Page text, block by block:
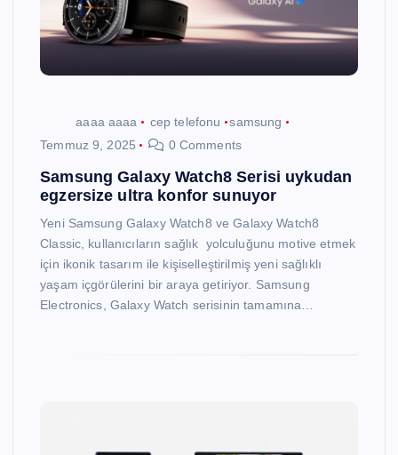
aaaa aaaa cep telefonu
samsung
Temmuz 9, 2025
0 Comments
Samsung Galaxy Watch8 Serisi uykudan
egzersize ultra konfor sunuyor
Yeni Samsung Galaxy Watch8 ve Galaxy Watch8
Classic, kullanıcıların sağlık yolculuğunu motive etmek
için ikonik tasarım ile kişiselleştirilmiş yeni sağlıklı
yaşam içgörülerini bir araya getiriyor. Samsung
Electronics, Galaxy Watch serisinin tamamına…